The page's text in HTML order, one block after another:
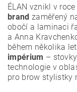
Vložením
osobních údajů.
ÉLAN vznikl v
brand zaměřený
obočí a laminaci
a Anna
během několika
impérium –
technologie v
pro brow stylistky